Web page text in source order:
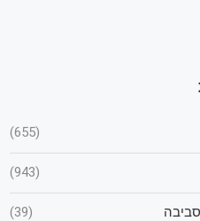
(655)
(943)
(39)